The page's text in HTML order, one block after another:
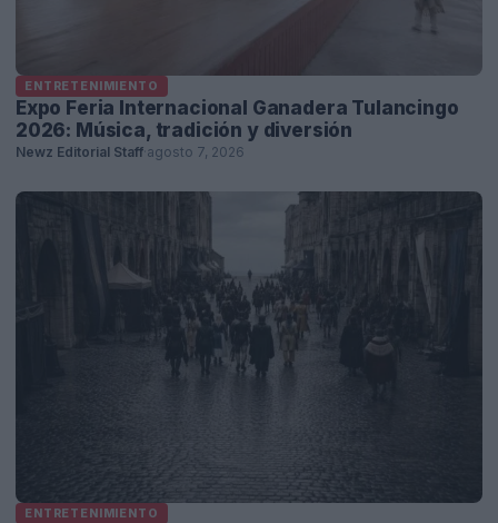
ENTRETENIMIENTO
Expo Feria Internacional Ganadera Tulancingo
2026: Música, tradición y diversión
Newz Editorial Staff agosto 7, 2026
ENTRETENIMIENTO